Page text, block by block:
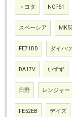
トヨタ NCP51
スペーシア
FE71DD ダイハツ
DA17V いずず
日野 レンジャー
FE52EB デイズ